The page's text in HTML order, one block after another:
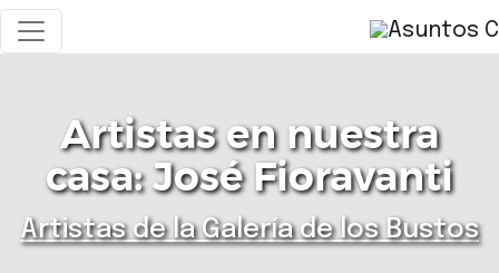
Artistas en nuestra
casa: José Fioravanti
Artistas de la Galería de los Bustos